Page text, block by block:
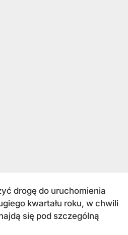
drogę do uruchomienia
kwartału roku, w chwili
się pod szczególną